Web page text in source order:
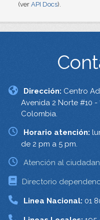
(ver API Docs).
Dirección: Centro
Avenida 2 Norte #10
Colombia.
Horario atención:
de 2 pm a 5 pm.
Atención al
Directorio
Linea Nacional: 01